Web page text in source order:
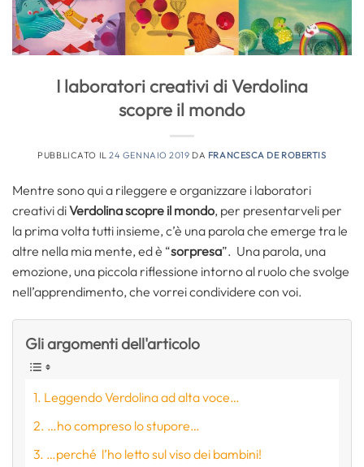
I laboratori creativi di Verdolina
scopre il mondo
PUBBLICATO IL24 GENNAIO 2019 DA FRANCESCA DE ROBERTIS
Mentre sono qui a rileggere e organizzare i laboratori
creativi diVerdolina scopre il mondo, per presentarveli per
la prima volta tutti insieme, c’è una parola che emerge tra le
altre nella mia mente, ed è “sorpresa”. Una parola, una
emozione, una piccola riflessione intorno al ruolo che svolge
nell’apprendimento, che vorrei condividere con voi.
Gli argomenti dell'articolo
Leggendo Verdolina ad alta voce…
…ho compreso lo stupore…
…perché l’ho letto sul viso dei bambini!